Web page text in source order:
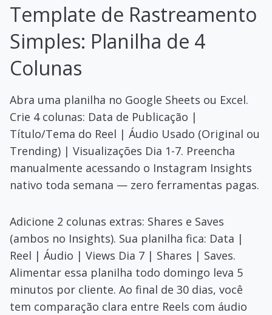
Template de Rastreamento
Simples: Planilha de 4
Colunas
Abra uma planilha no Google Sheets ou Excel.
Crie 4 colunas: Data de Publicação |
Título/Tema do Reel | Áudio Usado (Original ou
Trending) | Visualizações Dia 1-7. Preencha
manualmente acessando o Instagram Insights
nativo toda semana — zero ferramentas pagas.
Adicione 2 colunas extras: Shares e Saves
(ambos no Insights). Sua planilha fica: Data |
Reel | Áudio | Views Dia 7 | Shares | Saves.
Alimentar essa planilha todo domingo leva 5
minutos por cliente. Ao final de 30 dias, você
tem comparação clara entre Reels com áudio